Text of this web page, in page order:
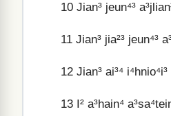
10 Jian³ jeun⁴³
11 Jian³ jia²³ jeun⁴³
12 Jian³ ai³⁴
13 I² a³hain⁴